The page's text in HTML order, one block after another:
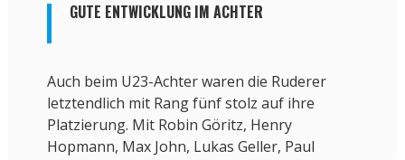
GUTE ENTWICKLUNG IM ACHTER
Auch beim U23-Achter waren die Ruderer
letztendlich mit Rang fünf stolz auf ihre
Platzierung. Mit Robin Göritz, Henry
Hopmann, Max John, Lukas Geller, Paul